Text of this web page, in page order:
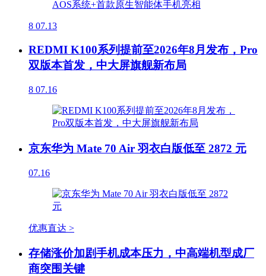
8 07.13
REDMI K100系列提前至2026年8月发布，Pro
双版本首发，中大屏旗舰新布局
8 07.16
京东华为 Mate 70 Air 羽衣白版低至 2872 元
07.16
优惠直达 >
存储涨价加剧手机成本压力，中高端机型成厂
商突围关键